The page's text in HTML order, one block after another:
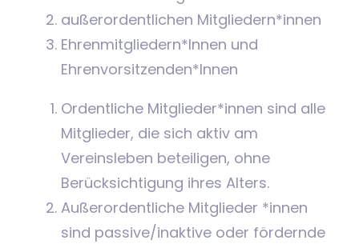
außerordentlichen Mitgliedern*innen
Ehrenmitgliedern*Innen und
Ehrenvorsitzenden*Innen
Ordentliche Mitglieder*innen sind alle
Mitglieder, die sich aktiv am
Vereinsleben beteiligen, ohne
Berücksichtigung ihres Alters.
Außerordentliche Mitglieder *innen
sind passive/inaktive oder fördernde